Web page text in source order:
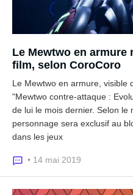
Le Mewtwo en armure
film, selon CoroCoro
Le Mewtwo en armure, visible
"Mewtwo contre-attaque :
de lui le mois dernier. Selon le
personnage sera exclusif au
dans les jeux
• 14 mai 2019